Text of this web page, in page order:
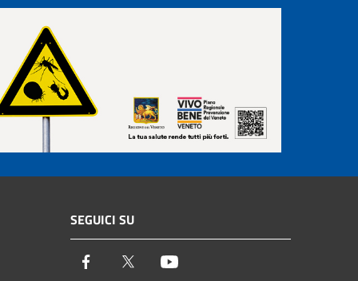
SEGUICI SU
Facebook Twitter